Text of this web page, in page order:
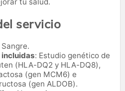
servicio
Sangre.
: Estudio genético de
(HLA-DQ2 y HLA-DQ8),
(gen MCM6) e
(gen ALDOB).